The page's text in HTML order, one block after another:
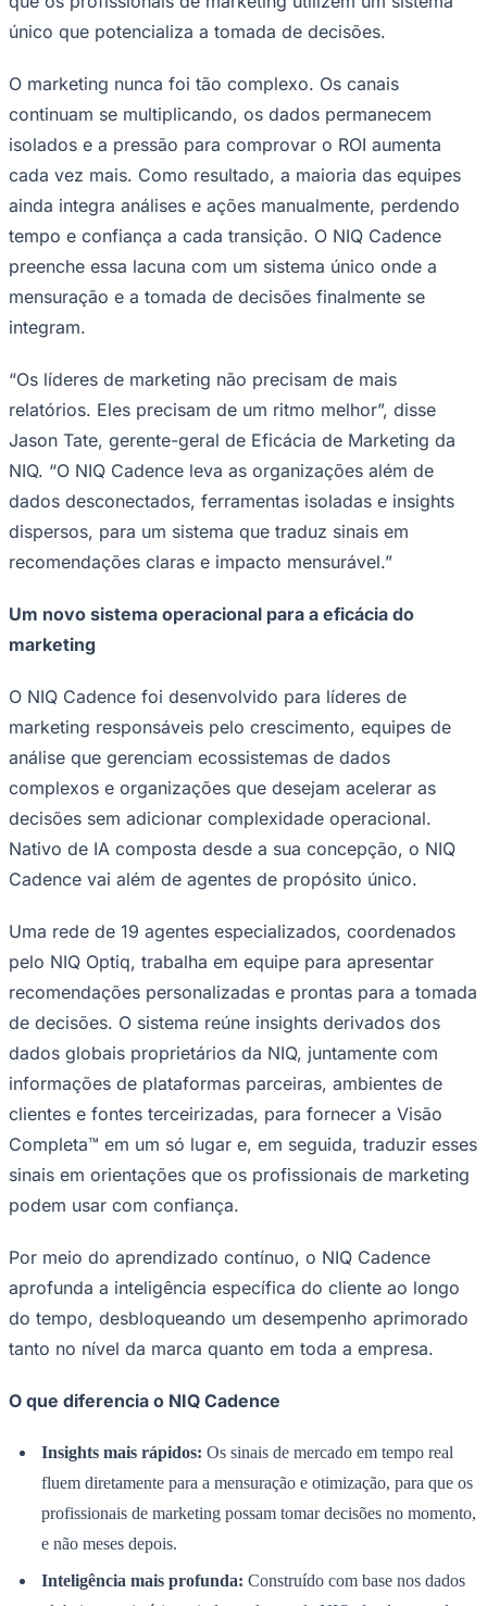
Segurança Regional
Hospitais Estaduais
Cidades da Região
Santana de ParnaíbaOsascoCarapicuíbaJandiraItapeviCotiaPirapora
do Bom Jesus Araçariguama CajamarCaieiras Franco da
RochaFrancisco MoratoTaboão da SerraEmbu das ArtesSão Roque
Para Sua Empresa
Anuncie Regional
Vagas na Região Novo
Hub de Negócios
Guia Comercial
Portal Educacional
Vagas de Emprego
Panorama Econômico
Panorama Econômico
Para Sua Empresa
Anuncie no Portal
Verificar EmpresaNovo
Publicidade Legal
NBA
UFC
Tênis (ATP)
MLB
NHL
Atletismo
Vôlei
NBB
Competições de Futebol
Brasileirão Série A
Paulistão
Libertadores
Sul-Americana
Copa América
Champions League
Premier League
La Liga
Bundesliga
Mundial 2026
Times - Ir direto
único que potencializa a tomada de decisões.
O marketing nunca foi tão complexo. Os canais
continuam se multiplicando, os dados permanecem
isolados e a pressão para comprovar o ROI aumenta
cada vez mais. Como resultado, a maioria das equipes
ainda integra análises e ações manualmente, perdendo
tempo e confiança a cada transição. O NIQ Cadence
preenche essa lacuna com um sistema único onde a
mensuração e a tomada de decisões finalmente se
integram.
“Os líderes de marketing não precisam de mais
relatórios. Eles precisam de um ritmo melhor”, disse
Jason Tate, gerente-geral de Eficácia de Marketing da
NIQ. “O NIQ Cadence leva as organizações além de
dados desconectados, ferramentas isoladas e insights
dispersos, para um sistema que traduz sinais em
recomendações claras e impacto mensurável.”
Um novo sistema operacional para a eficácia do
marketing
O NIQ Cadence foi desenvolvido para líderes de
marketing responsáveis ​​pelo crescimento, equipes de
análise que gerenciam ecossistemas de dados
complexos e organizações que desejam acelerar as
decisões sem adicionar complexidade operacional.
Nativo de IA composta desde a sua concepção, o NIQ
Cadence vai além de agentes de propósito único.
Uma rede de 19 agentes especializados, coordenados
pelo NIQ Optiq, trabalha em equipe para apresentar
recomendações personalizadas e prontas para a tomada
de decisões. O sistema reúne insights derivados dos
dados globais proprietários da NIQ, juntamente com
informações de plataformas parceiras, ambientes de
clientes e fontes terceirizadas, para fornecer a Visão
Completa™ em um só lugar e, em seguida, traduzir esses
sinais em orientações que os profissionais de marketing
podem usar com confiança.
Por meio do aprendizado contínuo, o NIQ Cadence
aprofunda a inteligência específica do cliente ao longo
do tempo, desbloqueando um desempenho aprimorado
tanto no nível da marca quanto em toda a empresa.
O que diferencia o NIQ Cadence
Insights mais rápidos: Os sinais de mercado em tempo real
fluem diretamente para a mensuração e otimização, para que os
profissionais de marketing possam tomar decisões no momento,
e não meses depois.
Inteligência mais profunda: Construído com base nos dados